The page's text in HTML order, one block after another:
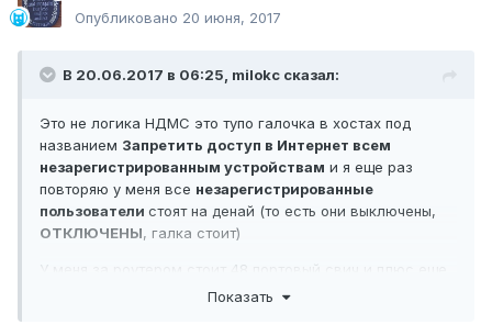
Опубликовано 20 июня, 2017
В 20.06.2017 в 06:25, milokc сказал:
Это не логика НДМС это тупо галочка в хостах под
названием Запретить доступ в Интернет всем
незарегистрированным устройствам и я еще раз
повторяю у меня все незарегистрированные
пользователи стоят на денай (то есть они выключены,
ОТКЛЮЧЕНЫ, галка стоит)
У меня за роутером стоит 48 портовый свич и плюс еще
гора вайфай девайсов аля телефоны для вайбера и т д
Показать